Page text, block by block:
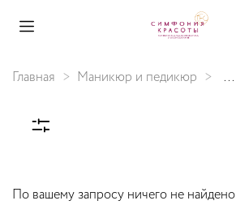
Главная Маникюр и педикюр ...
По вашему запросу ничего не найдено